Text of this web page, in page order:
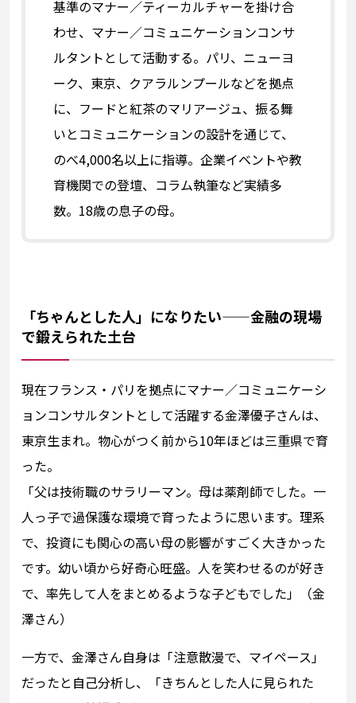
基準のマナー／ティーカルチャーを掛け合
わせ、マナー／コミュニケーションコンサ
ルタントとして活動する。パリ、ニューヨ
ーク、東京、クアラルンプールなどを拠点
に、フードと紅茶のマリアージュ、振る舞
いとコミュニケーションの設計を通じて、
のべ4,000名以上に指導。企業イベントや教
育機関での登壇、コラム執筆など実績多
数。18歳の息子の母。
「ちゃんとした人」になりたい——金融の現場
で鍛えられた土台
現在フランス・パリを拠点にマナー／コミュニケーシ
ョンコンサルタントとして活躍する金澤優子さんは、
東京生まれ。物心がつく前から10年ほどは三重県で育
った。
「父は技術職のサラリーマン。母は薬剤師でした。一
人っ子で過保護な環境で育ったように思います。理系
で、投資にも関心の高い母の影響がすごく大きかった
です。幼い頃から好奇心旺盛。人を笑わせるのが好き
で、率先して人をまとめるような子どもでした」（金
澤さん）
一方で、金澤さん自身は「注意散漫で、マイペース」
だったと自己分析し、「きちんとした人に見られた